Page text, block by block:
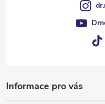
Informace pro vás